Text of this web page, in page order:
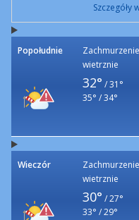
Szczegóły
Popołudnie
wietrznie
32° / 31°
35° / 34°
Wieczór
wietrznie
30° / 27°
33° / 29°